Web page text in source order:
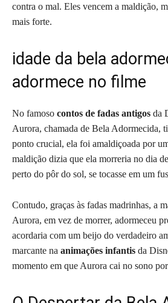
contra o mal. Eles vencem a maldição,
mais forte.
idade da bela
adormece no filme
No famoso contos de fadas antigos da
Aurora, chamada de Bela Adormecida,
ponto crucial, ela foi amaldiçoada por
maldição dizia que ela morreria no dia
perto do pôr do sol, se tocasse em um
Contudo, graças às fadas madrinhas, a
Aurora, em vez de morrer, adormeceu
acordaria com um beijo do verdadeiro
marcante na animações infantis da
momento em que Aurora cai no sono